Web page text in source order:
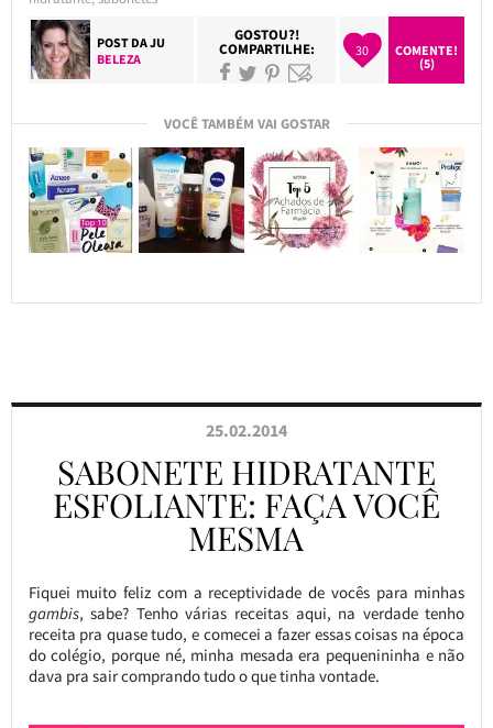
POST DAJU
BELEZA
GOSTOU?!
COMPARTILHE: 30
COMENTE!
(5)
VOCÊ TAMBÉM VAI GOSTAR
25.02.2014
SABONETE HIDRATANTE
ESFOLIANTE: FAÇA VOCÊ
MESMA
Fiquei muito feliz com a receptividade de vocês para minhas
gambis, sabe? Tenho várias receitas aqui, na verdade tenho
receita pra quase tudo, e comecei a fazer essas coisas na época
do colégio, porque né, minha mesada era pequenininha e não
dava pra sair comprando tudo o que tinha vontade.